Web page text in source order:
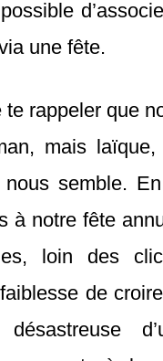
une fête.
te rappeler que
mais
semble.
à notre fête
loin des
de
désastreuse